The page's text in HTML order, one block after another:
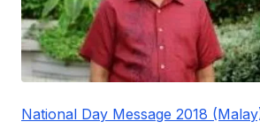
National Day Message 2018